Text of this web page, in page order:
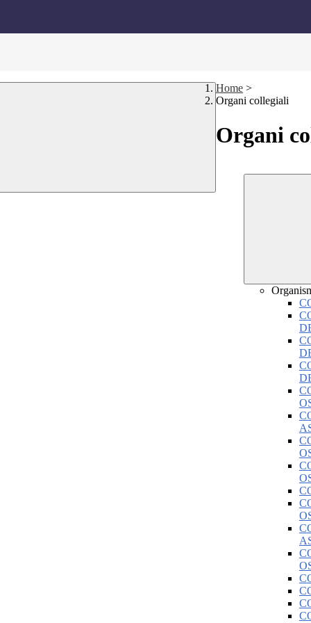
Home >
Organi collegiali
Organi